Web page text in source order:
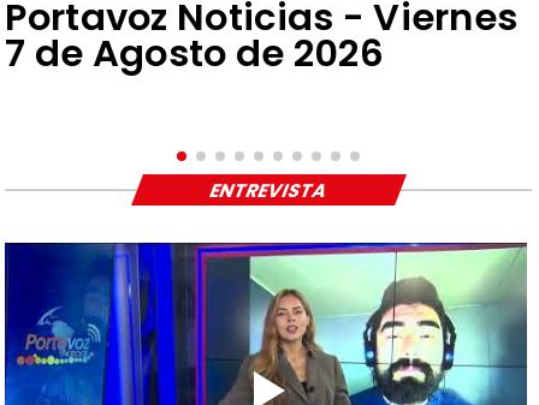
Portavoz Noticias - Viernes
7 de Agosto de 2026
ENTREVISTA